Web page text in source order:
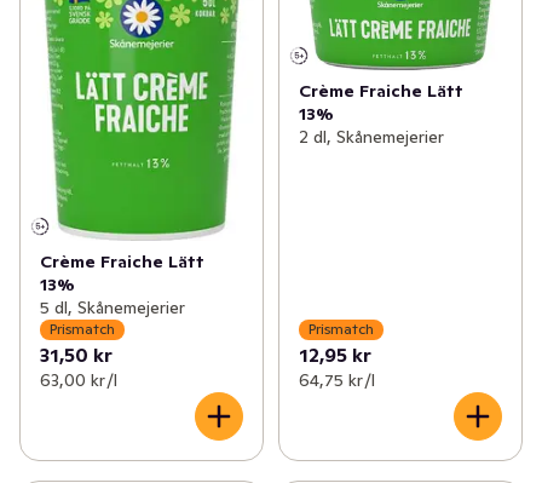
Crème Fraiche Lätt
13%
5 dl, Skånemejerier
Prismatch
31,50 kr
63,00 kr /l
Crème Fraiche Lätt
13%
2 dl, Skånemejerier
Prismatch
12,95 kr
64,75 kr /l